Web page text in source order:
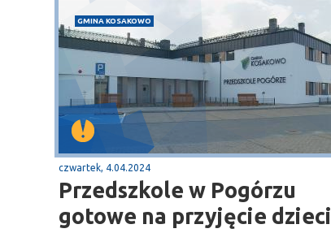
GMINA KOSAKOWO
czwartek, 4.04.2024
Przedszkole w Pogórzu
gotowe na przyjęcie dzieci